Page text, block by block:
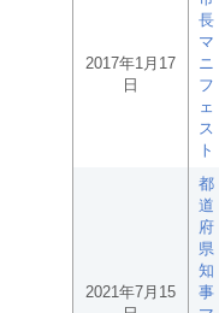
2017年1月17
日
長
マ
ニ
フ
ェ
ス
ト
2021年7月15
都
道
府
県
知
事